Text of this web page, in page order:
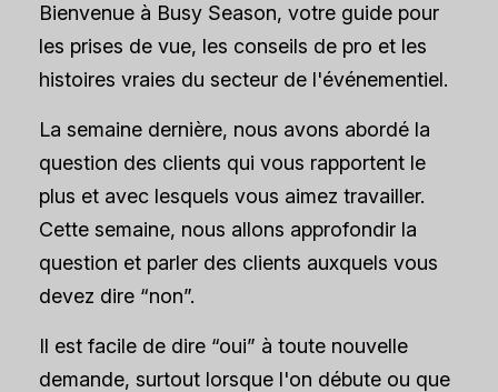
Bienvenue à Busy Season, votre guide pour
les prises de vue, les conseils de pro et les
histoires vraies du secteur de l'événementiel.
La semaine dernière, nous avons abordé la
question des clients qui vous rapportent le
plus et avec lesquels vous aimez travailler.
Cette semaine, nous allons approfondir la
question et parler des clients auxquels vous
devez dire “non”.
Il est facile de dire “oui” à toute nouvelle
demande, surtout lorsque l'on débute ou que